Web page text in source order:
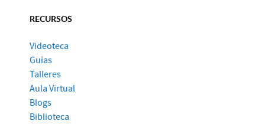
RECURSOS
Videoteca
Guías
Talleres
Aula Virtual
Blogs
Biblioteca